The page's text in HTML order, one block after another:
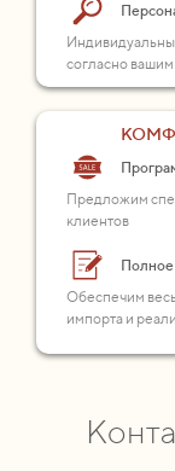
согласно
Предложим
клиентов
Полное
Обеспечим
импорта и